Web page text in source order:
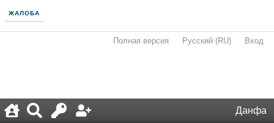
Данфа
ЖАЛОБА
Полная версия Русский (RU) Вход